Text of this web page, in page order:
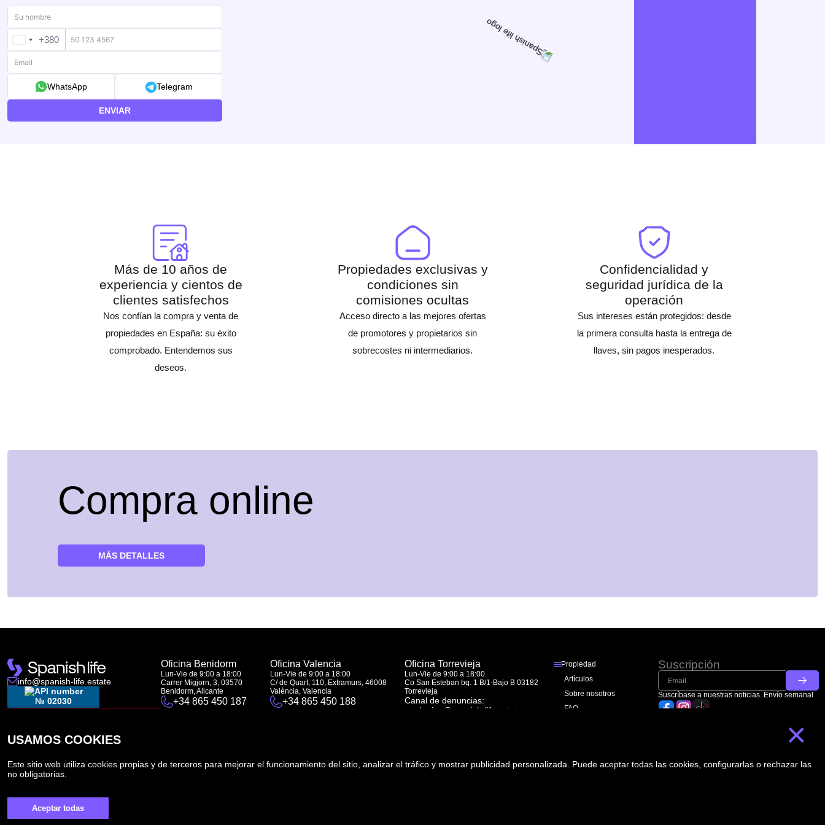
UKRAINE
+380
+380
WhatsApp Telegram
ENVIAR
Más de 10 años de
experiencia y cientos de
clientes satisfechos
Nos confían la compra y venta de
propiedades en España: su éxito
comprobado. Entendemos sus
deseos.
Propiedades exclusivas y
condiciones sin
comisiones ocultas
Acceso directo a las mejores ofertas
de promotores y propietarios sin
sobrecostes ni intermediarios.
Confidencialidad y
seguridad jurídica de la
operación
Sus intereses están protegidos: desde
la primera consulta hasta la entrega de
llaves, sin pagos inesperados.
Compra online
MÁS DETALLES
info@spanish-life.estate
№ 02030
RAICV - 5012
Oficina Benidorm
Lun-Vie de 9:00 a 18:00
Carrer Migjorn, 3, 03570
Benidorm, Alicante
+34 865 450 187
Oficina Valencia
Lun-Vie de 9:00 a 18:00
C/ de Quart, 110, Extramurs, 46008
València, Valencia
+34 865 450 188
Oficina Torrevieja
Lun-Vie de 9:00 a 18:00
Co San Esteban bq. 1 B/1-Bajo B 03182
Torrevieja
Canal de denuncias:
marketing@spanish-life.estate
Propiedad
Artículos
Sobre nosotros
FAQ
Suscripción
Suscríbase a nuestras noticias. Envío semanal
×
USAMOS COOKIES
Este sitio web utiliza cookies propias y de terceros para mejorar el funcionamiento del sitio, analizar el tráfico y mostrar publicidad personalizada. Puede aceptar todas las cookies, configurarlas o rechazar las
no obligatorias.
Aceptar todas